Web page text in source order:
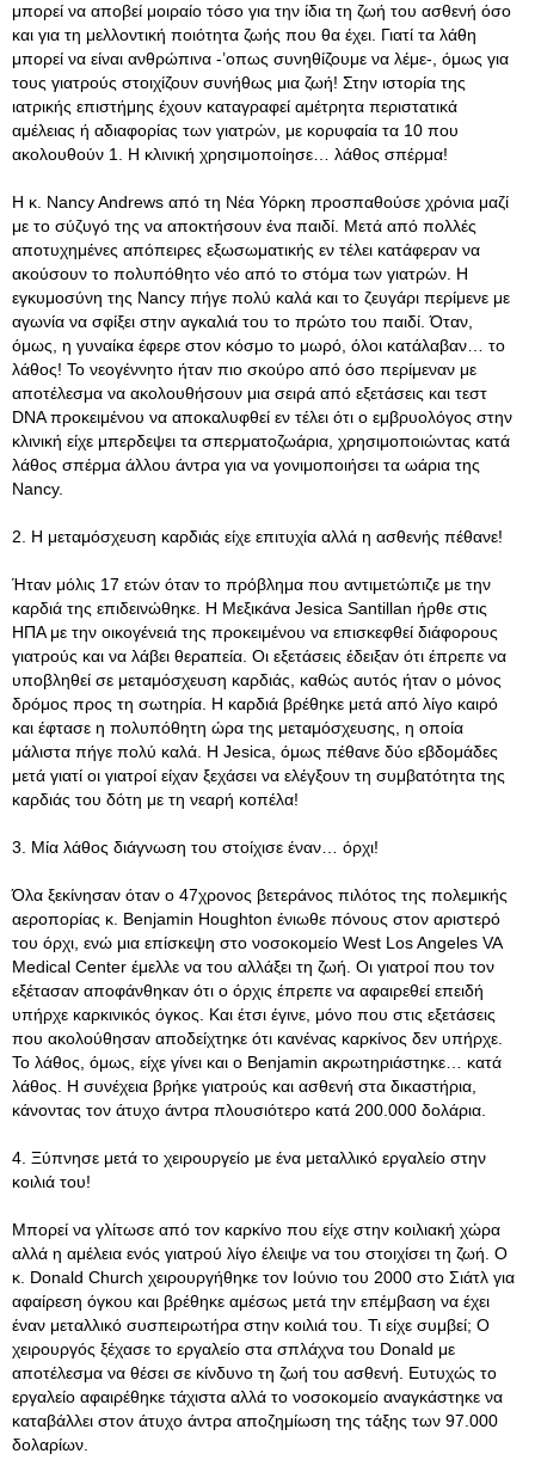
μπορεί να αποβεί μοιραίο τόσο για την ίδια τη ζωή του ασθενή όσο
και για τη μελλοντική ποιότητα ζωής που θα έχει. Γιατί τα λάθη
μπορεί να είναι ανθρώπινα -’οπως συνηθίζουμε να λέμε-, όμως για
τους γιατρούς στοιχίζουν συνήθως μια ζωή! Στην ιστορία της
ιατρικής επιστήμης έχουν καταγραφεί αμέτρητα περιστατικά
αμέλειας ή αδιαφορίας των γιατρών, με κορυφαία τα 10 που
ακολουθούν 1. Η κλινική χρησιμοποίησε… λάθος σπέρμα!
Η κ. Nancy Andrews από τη Νέα Υόρκη προσπαθούσε χρόνια μαζί
με το σύζυγό της να αποκτήσουν ένα παιδί. Μετά από πολλές
αποτυχημένες απόπειρες εξωσωματικής εν τέλει κατάφεραν να
ακούσουν το πολυπόθητο νέο από το στόμα των γιατρών. Η
εγκυμοσύνη της Nancy πήγε πολύ καλά και το ζευγάρι περίμενε με
αγωνία να σφίξει στην αγκαλιά του το πρώτο του παιδί. Όταν,
όμως, η γυναίκα έφερε στον κόσμο το μωρό, όλοι κατάλαβαν… το
λάθος! Το νεογέννητο ήταν πιο σκούρο από όσο περίμεναν με
αποτέλεσμα να ακολουθήσουν μια σειρά από εξετάσεις και τεστ
DNA προκειμένου να αποκαλυφθεί εν τέλει ότι ο εμβρυολόγος στην
κλινική είχε μπερδεψει τα σπερματοζωάρια, χρησιμοποιώντας κατά
λάθος σπέρμα άλλου άντρα για να γονιμοποιήσει τα ωάρια της
Nancy.
2. Η μεταμόσχευση καρδιάς είχε επιτυχία αλλά η ασθενής πέθανε!
Ήταν μόλις 17 ετών όταν το πρόβλημα που αντιμετώπιζε με την
καρδιά της επιδεινώθηκε. Η Μεξικάνα Jesica Santillan ήρθε στις
ΗΠΑ με την οικογένειά της προκειμένου να επισκεφθεί διάφορους
γιατρούς και να λάβει θεραπεία. Οι εξετάσεις έδειξαν ότι έπρεπε να
υποβληθεί σε μεταμόσχευση καρδιάς, καθώς αυτός ήταν ο μόνος
δρόμος προς τη σωτηρία. Η καρδιά βρέθηκε μετά από λίγο καιρό
και έφτασε η πολυπόθητη ώρα της μεταμόσχευσης, η οποία
μάλιστα πήγε πολύ καλά. Η Jesica, όμως πέθανε δύο εβδομάδες
μετά γιατί οι γιατροί είχαν ξεχάσει να ελέγξουν τη συμβατότητα της
καρδιάς του δότη με τη νεαρή κοπέλα!
3. Μία λάθος διάγνωση του στοίχισε έναν… όρχι!
Όλα ξεκίνησαν όταν ο 47χρονος βετεράνος πιλότος της πολεμικής
αεροπορίας κ. Benjamin Houghton ένιωθε πόνους στον αριστερό
του όρχι, ενώ μια επίσκεψη στο νοσοκομείο West Los Angeles VA
Medical Center έμελλε να του αλλάξει τη ζωή. Οι γιατροί που τον
εξέτασαν αποφάνθηκαν ότι ο όρχις έπρεπε να αφαιρεθεί επειδή
υπήρχε καρκινικός όγκος. Και έτσι έγινε, μόνο που στις εξετάσεις
που ακολούθησαν αποδείχτηκε ότι κανένας καρκίνος δεν υπήρχε.
Το λάθος, όμως, είχε γίνει και ο Benjamin ακρωτηριάστηκε… κατά
λάθος. Η συνέχεια βρήκε γιατρούς και ασθενή στα δικαστήρια,
κάνοντας τον άτυχο άντρα πλουσιότερο κατά 200.000 δολάρια.
4. Ξύπνησε μετά το χειρουργείο με ένα μεταλλικό εργαλείο στην
κοιλιά του!
Μπορεί να γλίτωσε από τον καρκίνο που είχε στην κοιλιακή χώρα
αλλά η αμέλεια ενός γιατρού λίγο έλειψε να του στοιχίσει τη ζωή. Ο
κ. Donald Church χειρουργήθηκε τον Ιούνιο του 2000 στο Σιάτλ για
αφαίρεση όγκου και βρέθηκε αμέσως μετά την επέμβαση να έχει
έναν μεταλλικό συσπειρωτήρα στην κοιλιά του. Τι είχε συμβεί; Ο
χειρουργός ξέχασε το εργαλείο στα σπλάχνα του Donald με
αποτέλεσμα να θέσει σε κίνδυνο τη ζωή του ασθενή. Ευτυχώς το
εργαλείο αφαιρέθηκε τάχιστα αλλά το νοσοκομείο αναγκάστηκε να
καταβάλλει στον άτυχο άντρα αποζημίωση της τάξης των 97.000
δολαρίων.